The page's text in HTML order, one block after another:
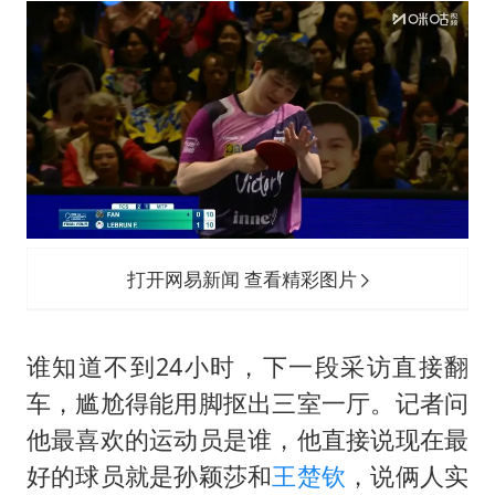
打开网易新闻 查看精彩图片
谁知道不到24小时，下一段采访直接翻
车，尴尬得能用脚抠出三室一厅。记者问
他最喜欢的运动员是谁，他直接说现在最
好的球员就是孙颖莎和王楚钦 ，说俩人实